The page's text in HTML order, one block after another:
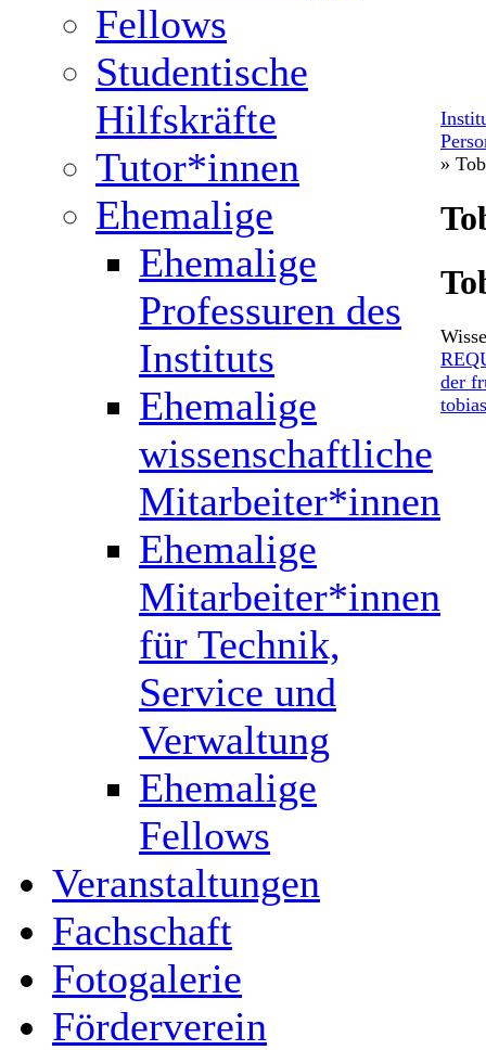
Fellows
Studentische
Hilfskräfte
Tutor*innen
Ehemalige
Ehemalige
Professuren des
Instituts
Ehemalige
wissenschaftliche
Mitarbeiter*innen
Ehemalige
Mitarbeiter*innen
für Technik,
Service und
Verwaltung
Ehemalige
Fellows
Veranstaltungen
Fachschaft
Fotogalerie
Förderverein
»
der